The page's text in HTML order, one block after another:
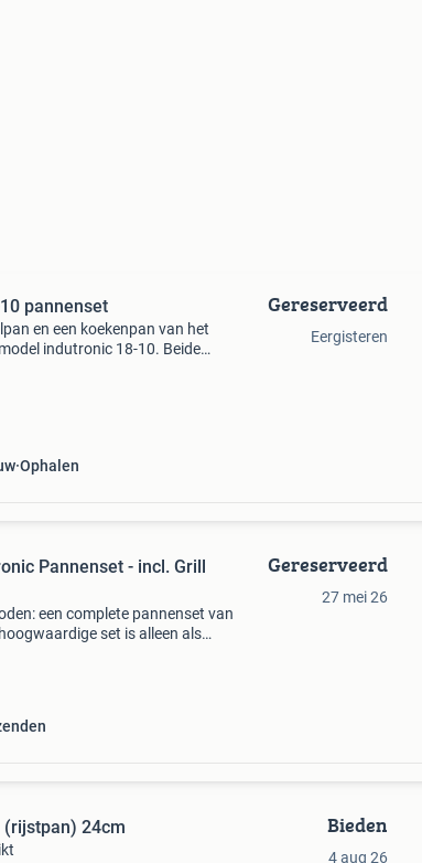
pannenset
en een koekenpan van het
indutronic 18-10. Beide
Ophalen
Gereserveerd
Eergisteren
Pannenset - incl. Grill
een complete pannenset van
set is alleen als
Gereserveerd
27 mei 26
24cm Bieden
4 aug 26